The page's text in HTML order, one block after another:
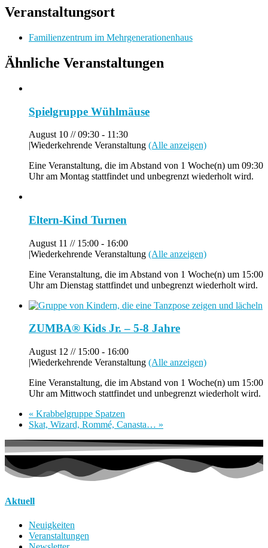
Veranstaltungsort
Familienzentrum im Mehrgenerationenhaus
Ähnliche Veranstaltungen
Spielgruppe Wühlmäuse
August 10 // 09:30 - 11:30
|Wiederkehrende Veranstaltung (Alle anzeigen)
Eine Veranstaltung, die im Abstand von 1 Woche(n) um 09:30
Uhr am Montag stattfindet und unbegrenzt wiederholt wird.
Eltern-Kind Turnen
August 11 // 15:00 - 16:00
|Wiederkehrende Veranstaltung (Alle anzeigen)
Eine Veranstaltung, die im Abstand von 1 Woche(n) um 15:00
Uhr am Dienstag stattfindet und unbegrenzt wiederholt wird.
ZUMBA® Kids Jr. – 5-8 Jahre
August 12 // 15:00 - 16:00
|Wiederkehrende Veranstaltung (Alle anzeigen)
Eine Veranstaltung, die im Abstand von 1 Woche(n) um 15:00
Uhr am Mittwoch stattfindet und unbegrenzt wiederholt wird.
« Krabbelgruppe Spatzen
Skat, Wizard, Rommé, Canasta… »
Aktuell
Neuigkeiten
Veranstaltungen